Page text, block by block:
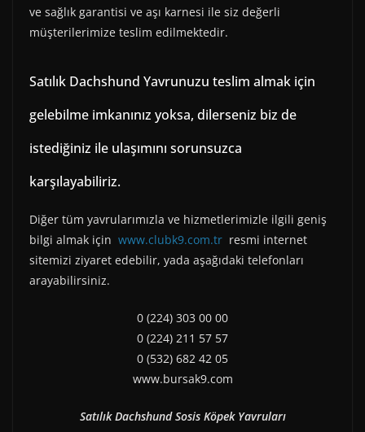
ve sağlık garantisi ve aşı karnesi ile siz değerli
müşterilerimize teslim edilmektedir.
Satılık Dachshund Yavrunuzu teslim almak için
gelebilme imkanınız yoksa, dilerseniz biz de
istediğiniz ile ulaşımını sorunsuzca
karşılayabiliriz.
Diğer tüm yavrularımızla ve hizmetlerimizle ilgili geniş
bilgi almak için www.clubk9.com.tr resmi internet
sitemizi ziyaret edebilir, yada aşağıdaki telefonları
arayabilirsiniz.
0 (224) 303 00 00
0 (224) 211 57 57
0 (532) 682 42 05
www.bursak9.com
Satılık Dachshund Sosis Köpek Yavruları